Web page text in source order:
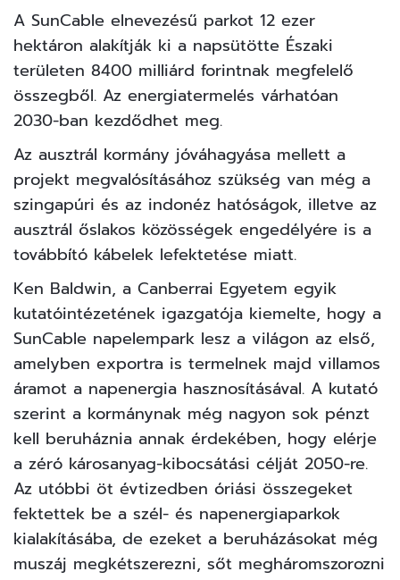
A SunCable elnevezésű parkot 12 ezer
hektáron alakítják ki a napsütötte Északi
területen 8400 milliárd forintnak megfelelő
összegből. Az energiatermelés várhatóan
2030-ban kezdődhet meg.
Az ausztrál kormány jóváhagyása mellett a
projekt megvalósításához szükség van még a
szingapúri és az indonéz hatóságok, illetve az
ausztrál őslakos közösségek engedélyére is a
továbbító kábelek lefektetése miatt.
Ken Baldwin, a Canberrai Egyetem egyik
kutatóintézetének igazgatója kiemelte, hogy a
SunCable napelempark lesz a világon az első,
amelyben exportra is termelnek majd villamos
áramot a napenergia hasznosításával. A kutató
szerint a kormánynak még nagyon sok pénzt
kell beruháznia annak érdekében, hogy elérje
a zéró károsanyag-kibocsátási célját 2050-re.
Az utóbbi öt évtizedben óriási összegeket
fektettek be a szél- és napenergiaparkok
kialakításába, de ezeket a beruházásokat még
muszáj megkétszerezni, sőt megháromszorozni